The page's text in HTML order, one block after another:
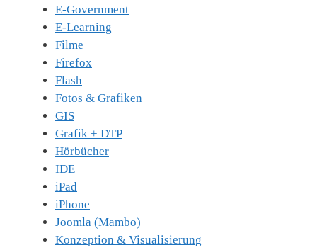
E-Government
E-Learning
Filme
Firefox
Flash
Fotos & Grafiken
GIS
Grafik + DTP
Hörbücher
IDE
iPad
iPhone
Joomla (Mambo)
Konzeption & Visualisierung